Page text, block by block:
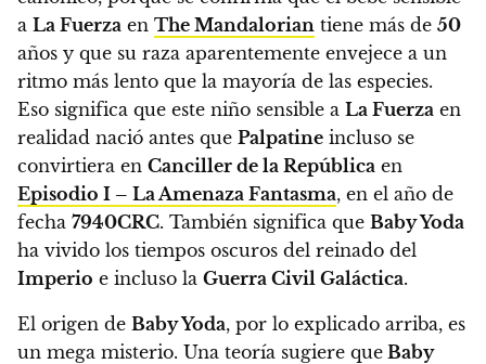
a La Fuerza en The Mandalorian tiene más de 50
años y que su raza aparentemente envejece a un
ritmo más lento que la mayoría de las especies.
Eso significa que este niño sensible a La Fuerza en
realidad nació antes que Palpatine incluso se
convirtiera en Canciller de la República en
Episodio I – La Amenaza Fantasma, en el año de
fecha 7940CRC. También significa que Baby Yoda
ha vivido los tiempos oscuros del reinado del
Imperio e incluso la Guerra Civil Galáctica.
El origen de Baby Yoda, por lo explicado arriba, es
un mega misterio. Una teoría sugiere que Baby